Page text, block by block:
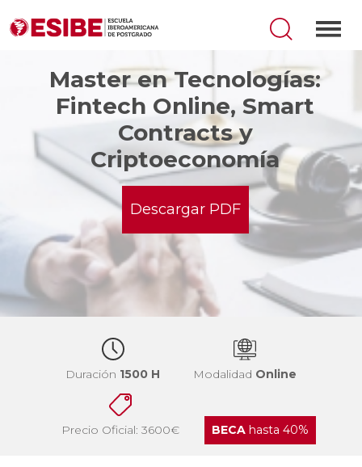
Master en Tecnologías:
Fintech Online, Smart
Contracts y
Criptoeconomía
Descargar PDF
Duración 1500 H Modalidad Online
Precio Oficial: 3600€ BECAhasta 40%